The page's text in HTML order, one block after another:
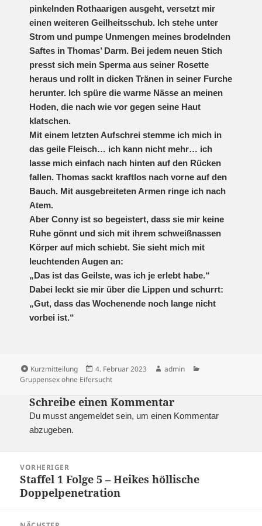
pinkelnden Rothaarigen ausgeht, versetzt mir
einen weiteren Geilheitsschub. Ich stehe unter
Strom und pumpe Unmengen meines brodelnden
Saftes in Thomas’ Darm. Bei jedem neuen Stich
presst sich mein Sperma aus seiner Rosette
heraus und rollt in dicken Tränen in seiner Furche
herunter. Ich spüre die warme Nässe an meinen
Hoden, die nach wie vor gegen seine Haut
klatschen.
Mit einem letzten Aufschrei stemme ich mich in
das geile Fleisch… ich kann nicht mehr… ich
lasse mich einfach nach hinten auf den Rücken
fallen. Thomas sackt kraftlos nach vorne auf den
Bauch. Mit ausgebreiteten Armen ringe ich nach
Atem.
Aber Conny ist so begeistert, dass sie mir keine
Ruhe gönnt und sich mit ihrem schweißnassen
Körper auf mich schiebt. Sie sieht mich mit
leuchtenden Augen an:
„Das ist das Geilste, was ich je erlebt habe.“
Dabei leckt sie mir über die Lippen und schurrt:
„Gut, dass das Wochenende noch lange nicht
vorbei ist.“
Format
Kurzmitteilung
Veröffentlicht
am
4. Februar 2023 Autor
admin
Gruppensex ohne Eifersucht
Schreibe einen Kommentar
Du musst angemeldet sein, um einen Kommentar
abzugeben.
VORHERIGER
Vorheriger
Beitrag:
Staffel 1 Folge 5 – Heikes höllische
Doppelpenetration